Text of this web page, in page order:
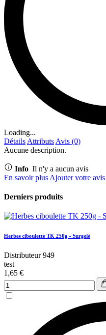
Loading...
Détails Attributs Avis (0)
Aucune description.
Info Il n'y a aucun avis
En savoir plus Ajouter votre avis
Derniers produits
Herbes ciboulette TK 250g - Surgelé
Distributeur 949
test
1,65 €